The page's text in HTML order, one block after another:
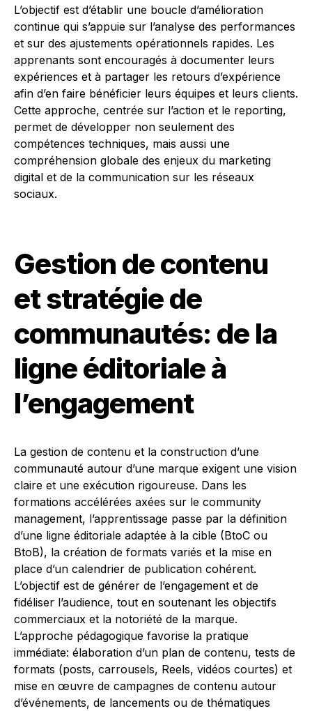
L’objectif est d’établir une boucle d’amélioration
continue qui s’appuie sur l’analyse des performances
et sur des ajustements opérationnels rapides. Les
apprenants sont encouragés à documenter leurs
expériences et à partager les retours d’expérience
afin d’en faire bénéficier leurs équipes et leurs clients.
Cette approche, centrée sur l’action et le reporting,
permet de développer non seulement des
compétences techniques, mais aussi une
compréhension globale des enjeux du marketing
digital et de la communication sur les réseaux
sociaux.
Gestion de contenu
et stratégie de
communautés: de la
ligne éditoriale à
l’engagement
La gestion de contenu et la construction d’une
communauté autour d’une marque exigent une vision
claire et une exécution rigoureuse. Dans les
formations accélérées axées sur le community
management, l’apprentissage passe par la définition
d’une ligne éditoriale adaptée à la cible (BtoC ou
BtoB), la création de formats variés et la mise en
place d’un calendrier de publication cohérent.
L’objectif est de générer de l’engagement et de
fidéliser l’audience, tout en soutenant les objectifs
commerciaux et la notoriété de la marque.
L’approche pédagogique favorise la pratique
immédiate: élaboration d’un plan de contenu, tests de
formats (posts, carrousels, Reels, vidéos courtes) et
mise en œuvre de campagnes de contenu autour
d’événements, de lancements ou de thématiques